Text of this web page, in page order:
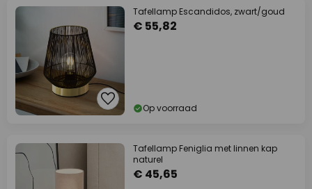
Tafellamp Escandidos, zwart/goud
€ 55,82
Op voorraad
Tafellamp Feniglia met linnen kap
naturel
€ 45,65